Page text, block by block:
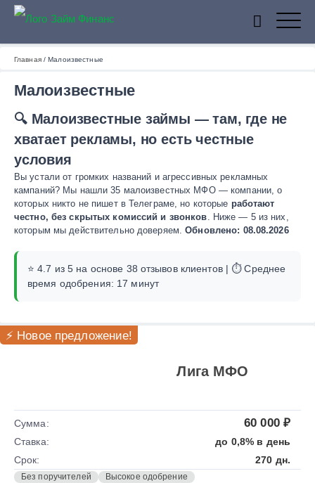
ZaymFinans
Главная/Малоизвестные
Малоизвестные
🔍 Малоизвестные займы — там, где не
хватает рекламы, но есть честные
условия
Вы устали от громких названий и агрессивных рекламных
кампаний? Мы нашли 35 малоизвестных МФО — компании, о
которых никто не пишет в Телеграме, но которые работают
честно, без скрытых комиссий и звонков. Ниже — 5 из них,
которым мы действительно доверяем.Обновлено: 08.08.2026
⭐ 4.7 из 5 на основе 38 отзывов клиентов | ⏱️ Среднее
время одобрения: 17 минут
⚡ Новое предложение!
Лига МФО
Сумма: 60 000 ₽
Ставка:
до 0,8% в день
Срок:
270 дн.
Без поручителей
Высокое одобрение